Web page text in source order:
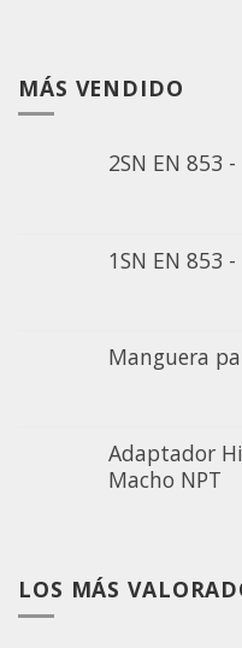
MÁS VENDIDO
2SN EN 853 -
1SN EN 853 -
Manguera
Adaptador
Macho NPT
LOS MÁS